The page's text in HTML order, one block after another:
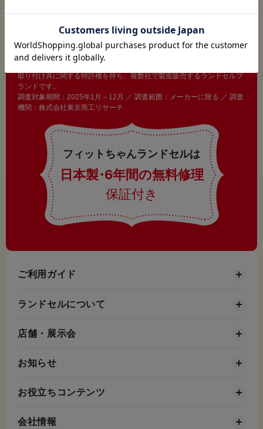
No.1
※「フィットちゃん」は株式会社ハシモトが商標権および背負いベルト
取り付け具に関する特許権を持ち、複数社で製造販売するランドセルブ
ランドです。
調査対象期間：2025年1月～12月 ／ 調査範囲：メーカーに限る ／ 調査
機関：株式会社東京商工リサーチ
フィットちゃんランドセルは
日本製・6年間の無料修理
保証付き
ご利用ガイド
ランドセルについて
店舗・展示会
お知らせ
お役立ちコンテンツ
会社情報